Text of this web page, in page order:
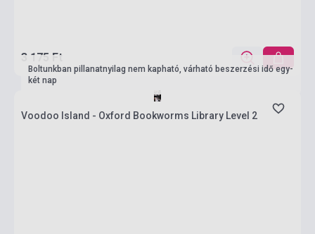
3 175 Ft
Boltunkban pillanatnyilag nem kapható, várható beszerzési idő egy-
két nap
Voodoo Island - Oxford Bookworms Library Level 2